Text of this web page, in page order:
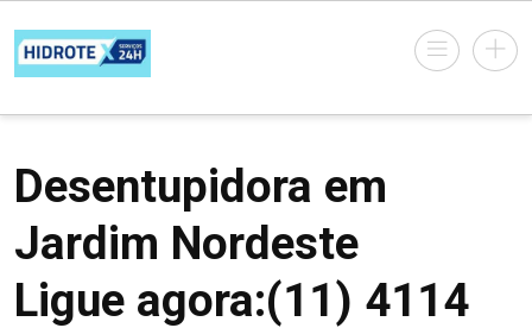
Desentupidora em
Jardim Nordeste
Ligue agora:(11) 4114